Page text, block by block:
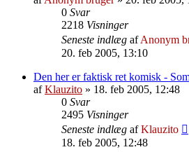
0 Svar
2218 Visninger
Seneste indlæg afAnonym
20. feb 2005, 13:10
Den her er faktisk ret komisk -
afKlauzito » 18. feb 2005, 12:48
0 Svar
2495 Visninger
Seneste indlæg afKlauzito
18. feb 2005, 12:48